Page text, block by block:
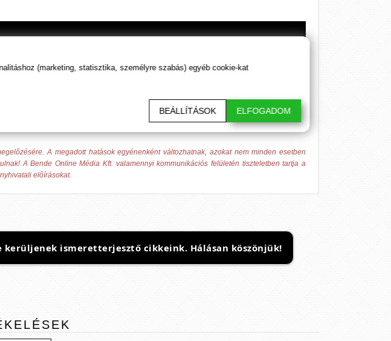
A megadott hatások egyénenként változhatnak, azokat nem minden esetben
A Bende Online Média Kft. valamennyi kommunikációs felületén tiszteletben tartja a
előírásokat.
ismeretterjesztő cikkeink. Hálásan köszönjük!
(marketing, statisztika, személyre szabás) egyéb cookie-kat
BEÁLLÍTÁSOK ELFOGADOM